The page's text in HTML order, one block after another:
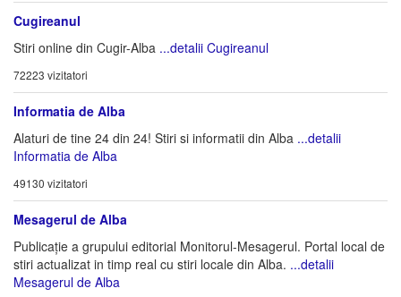
Cugireanul
Stiri online din Cugir-Alba ...detalii Cugireanul
72223 vizitatori
Informatia de Alba
Alaturi de tine 24 din 24! Stiri si informatii din Alba ...detalii
Informatia de Alba
49130 vizitatori
Mesagerul de Alba
Publicație a grupului editorial Monitorul-Mesagerul. Portal local de
stiri actualizat in timp real cu stiri locale din Alba. ...detalii
Mesagerul de Alba